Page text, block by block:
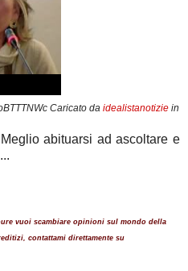
Caricato da idealistanotizie in
abituarsi ad ascoltare e
a tutti
vuoi scambiare opinioni sul mondo della
contattami direttamente su